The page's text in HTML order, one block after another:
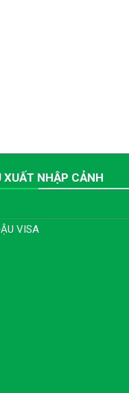
XUẤT NHẬP CẢNH
VISA